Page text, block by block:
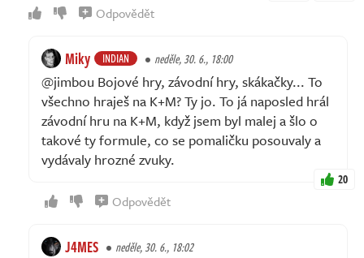
Odpovědět
Miky INDIAN neděle, 30. 6., 18:00
@jimbou Bojové hry, závodní hry, skákačky... To
všechno hraješ na K+M? Ty jo. To já naposled hrál
závodní hru na K+M, když jsem byl malej a šlo o
takové ty formule, co se pomaličku posouvaly a
vydávaly hrozné zvuky.
20
Odpovědět
J4MES neděle, 30. 6., 18:02